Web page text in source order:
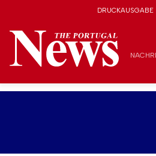
DRUCKAUSGABE